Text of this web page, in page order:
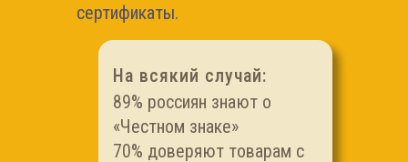
сертификаты.
На всякий случай:
89% россиян знают о
«Честном знаке»
70% доверяют товарам с